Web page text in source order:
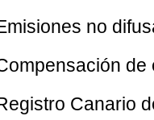
no
de
Canario